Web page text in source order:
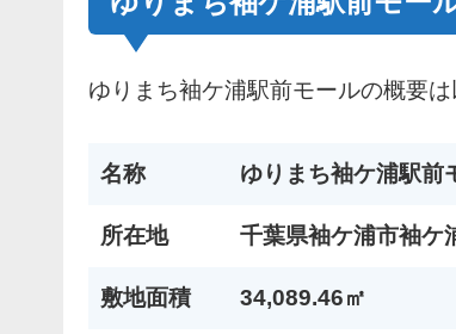
ゆりまち袖ケ浦駅前モールの概要は
名称 ゆりまち袖ケ浦駅前
所在地 千葉県袖ケ浦市袖ケ
敷地面積 34,089.46㎡